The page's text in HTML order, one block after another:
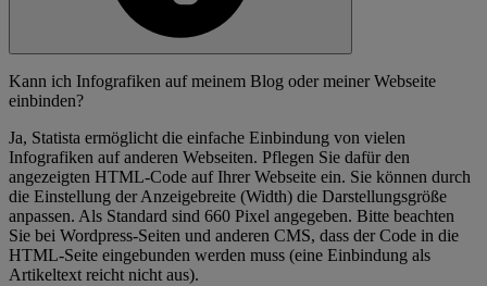
Kann ich Infografiken auf meinem Blog oder meiner Webseite
einbinden?
Ja, Statista ermöglicht die einfache Einbindung von vielen
Infografiken auf anderen Webseiten. Pflegen Sie dafür den
angezeigten HTML-Code auf Ihrer Webseite ein. Sie können durch
die Einstellung der Anzeigebreite (Width) die Darstellungsgröße
anpassen. Als Standard sind 660 Pixel angegeben. Bitte beachten
Sie bei Wordpress-Seiten und anderen CMS, dass der Code in die
HTML-Seite eingebunden werden muss (eine Einbindung als
Artikeltext reicht nicht aus).